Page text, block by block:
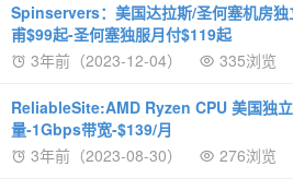
Spinservers：美国达拉斯/圣何塞机房
甫$99起-圣何塞独服月付$119起
3年前（2023-12-04）
335浏览
ReliableSite:AMD Ryzen CPU 美国独
量-1Gbps带宽-$139/月
3年前（2023-08-30）
276浏览